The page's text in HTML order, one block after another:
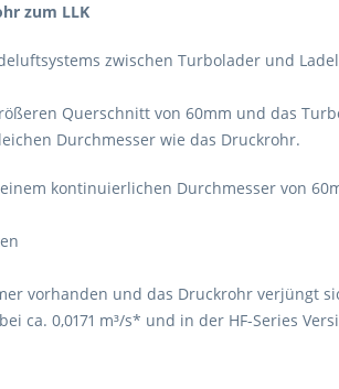
zum LLK
zwischen Turbolader und
Querschnitt von 60mm und das
Durchmesser wie das Druckrohr.
kontinuierlichen Durchmesser von
vorhanden und das Druckrohr verjüngt
ca. 0,0171 m³/s* und in der HF-Series